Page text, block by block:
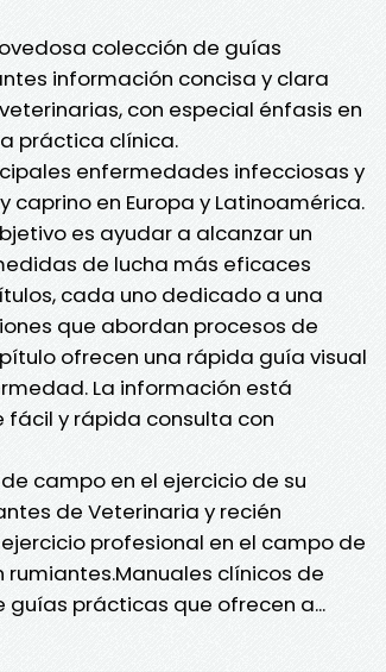
colección de guías
información concisa y clara
con especial énfasis en
práctica clínica.
enfermedades infecciosas y
en Europa y Latinoamérica.
es ayudar a alcanzar un
de lucha más eficaces
cada uno dedicado a una
que abordan procesos de
ofrecen una rápida guía visual
La información está
y rápida consulta con
campo en el ejercicio de su
de Veterinaria y recién
profesional en el campo de
clínicos de
prácticas que ofrecen a...